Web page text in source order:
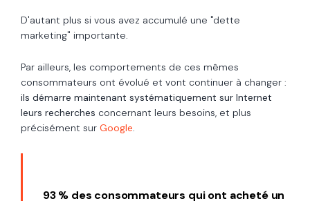
D'autant plus si vous avez accumulé une "dette
marketing" importante.
Par ailleurs, les comportements de ces mêmes
consommateurs ont évolué et vont continuer à changer :
ils démarre maintenant systématiquement sur Internet
leurs recherches concernant leurs besoins, et plus
précisément sur Google.
93 % des consommateurs qui ont acheté un